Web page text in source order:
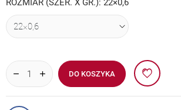
ROZMIAR (SZER. X GR.): 22×0,6
DO KOSZYKA